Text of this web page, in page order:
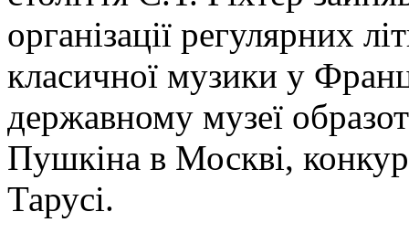
організації регулярних
класичної музики у
державному музеї
Пушкіна в Москві,
Тарусі.